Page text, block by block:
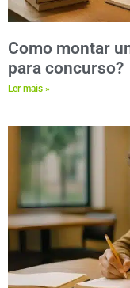
Como montar
para concurso?
Ler mais »